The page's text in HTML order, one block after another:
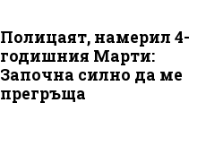
Полицаят, намерил 4-
годишния Марти:
Започна силно да ме
прегръща